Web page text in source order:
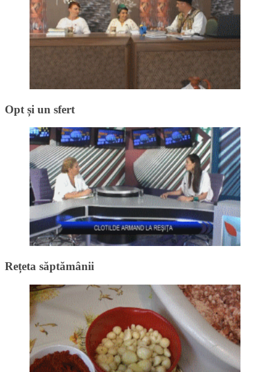
Opt și un sfert
Rețeta săptămânii